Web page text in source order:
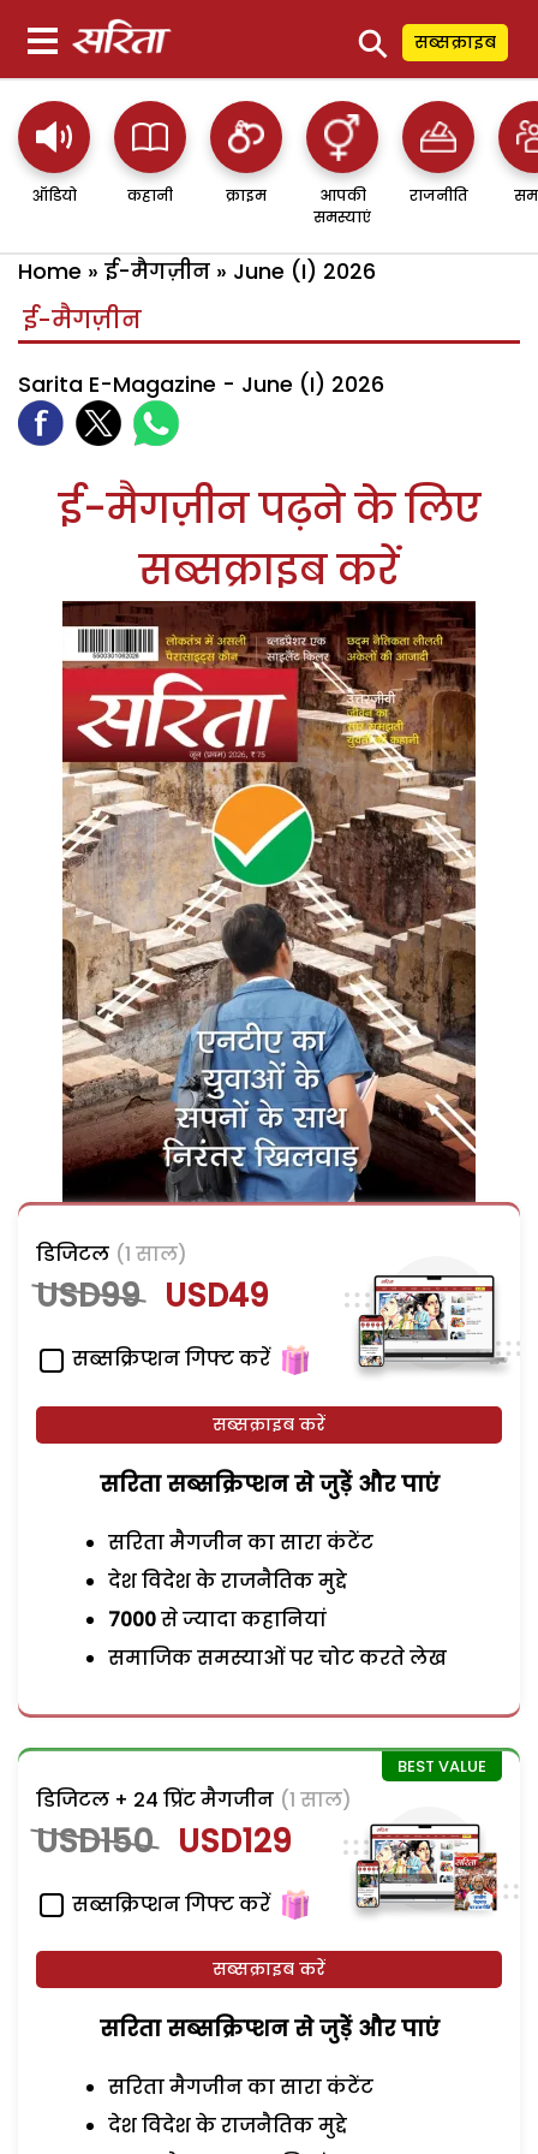
⚲ सब्सक्राइब
ऑडियो कहानी क्राइम
आपकी
समस्याएं
राजनीति
Home » ई-मैगज़ीन » June (I) 2026
ई-मैगज़ीन
Sarita E-Magazine - June (I) 2026
ई-मैगज़ीन पढ़ने के लिए
सब्सक्राइब करें
डिजिटल (1 साल)
USD99 USD49
सब्सक्रिप्शन गिफ्ट करें
सब्सक्राइब करें
सरिता सब्सक्रिप्शन से जुड़ेें और पाएं
सरिता मैगजीन का सारा कंटेंट
देश विदेश के राजनैतिक मुद्दे
7000से ज्यादा कहानियां
समाजिक समस्याओं पर चोट करते लेख
डिजिटल + 24 प्रिंट मैगजीन (1 साल)
USD150 USD129
सब्सक्रिप्शन गिफ्ट करें
सब्सक्राइब करें
सरिता सब्सक्रिप्शन से जुड़ेें और पाएं
सरिता मैगजीन का सारा कंटेंट
देश विदेश के राजनैतिक मुद्दे